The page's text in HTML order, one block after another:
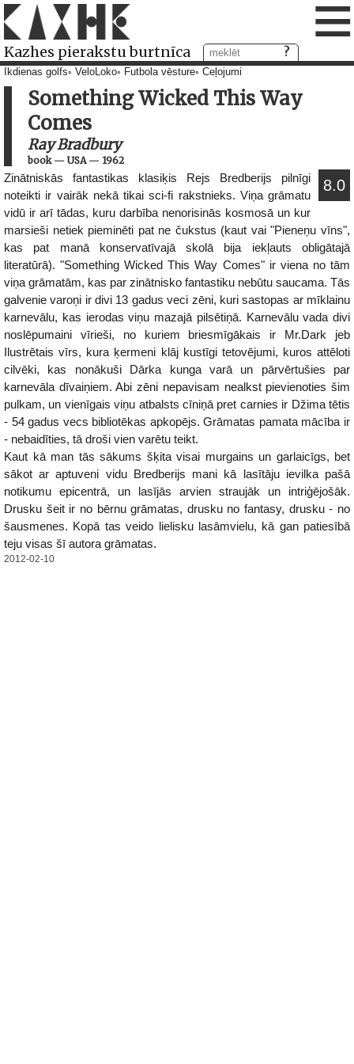
Kazhes pierakstu burtnīca ≡
Ikdienas golfs VeloLoko Futbola vēsture Ceļojumi
Something Wicked This Way
Comes
Ray Bradbury
book— USA— 1962
8.0
Zinātniskās fantastikas klasiķis Rejs Bredberijs pilnīgi
noteikti ir vairāk nekā tikai sci-fi rakstnieks. Viņa grāmatu
vidū ir arī tādas, kuru darbība nenorisinās kosmosā un kur
marsieši netiek pieminēti pat ne čukstus (kaut vai "Pieneņu vīns",
kas pat manā konservatīvajā skolā bija iekļauts obligātajā
literatūrā). "Something Wicked This Way Comes" ir viena no tām
viņa grāmatām, kas par zinātnisko fantastiku nebūtu saucama. Tās
galvenie varoņi ir divi 13 gadus veci zēni, kuri sastopas ar mīklainu
karnevālu, kas ierodas viņu mazajā pilsētiņā. Karnevālu vada divi
noslēpumaini vīrieši, no kuriem briesmīgākais ir Mr.Dark jeb
Ilustrētais vīrs, kura ķermeni klāj kustīgi tetovējumi, kuros attēloti
cilvēki, kas nonākuši Dārka kunga varā un pārvērtušies par
karnevāla dīvaiņiem. Abi zēni nepavisam nealkst pievienoties šim
pulkam, un vienīgais viņu atbalsts cīniņā pret carnies ir Džima tētis
- 54 gadus vecs bibliotēkas apkopējs. Grāmatas pamata mācība ir
- nebaidīties, tā droši vien varētu teikt.
Kaut kā man tās sākums šķita visai murgains un garlaicīgs, bet
sākot ar aptuveni vidu Bredberijs mani kā lasītāju ievilka pašā
notikumu epicentrā, un lasījās arvien straujāk un intriģējošāk.
Drusku šeit ir no bērnu grāmatas, drusku no fantasy, drusku - no
šausmenes. Kopā tas veido lielisku lasāmvielu, kā gan patiesībā
teju visas šī autora grāmatas.
2012-02-10